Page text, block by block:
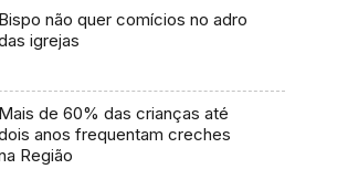
Bispo não quer comícios no adro
igrejas
Mais de 60% das crianças até
anos frequentam creches
Região